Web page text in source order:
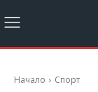
Начало Спорт